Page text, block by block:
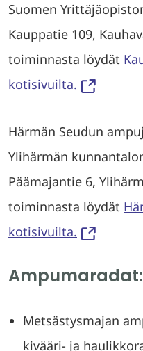
Suomen
Kauppatie 109,
toiminnasta löydät
kotisivuilta.
Härmän Seudun
Ylihärmän
Päämajantie 6,
toiminnasta löydät
kotisivuilta.
Ampumaradat:
Metsästysmajan
kivääri- ja